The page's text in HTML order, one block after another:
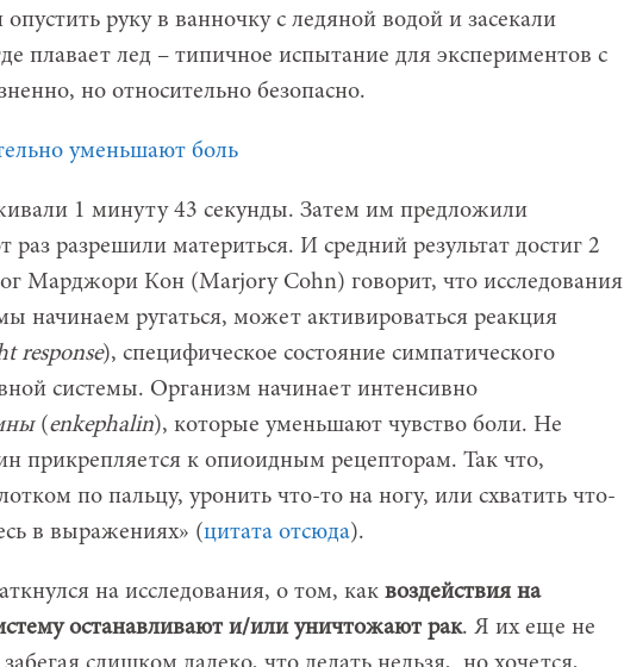
руку в ванночку с ледяной водой и засекали
плавает лед – типичное испытание для экспериментов с
но относительно безопасно.
1 минуту 43 секунды. Затем им предложили
раз разрешили материться. И средний результат достиг 2
Марджори Кон (Marjory Cohn) говорит, что исследования
начинаем ругаться, может активироваться реакция
response), специфическое состояние симпатического
системы. Организм начинает интенсивно
(еnkephalin), которые уменьшают чувство боли. Не
прикрепляется к опиоидным рецепторам. Так что,
по пальцу, уронить что-то на ногу, или схватить что-
в выражениях» (цитата отсюда).
на исследования, о том, как воздействия на
останавливают и/или уничтожают рак. Я их еще не